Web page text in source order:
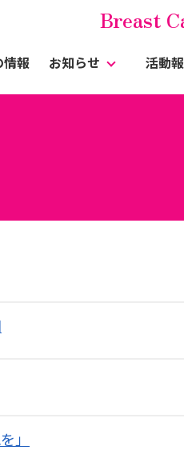
Breast
情報 お知らせ 活動
」